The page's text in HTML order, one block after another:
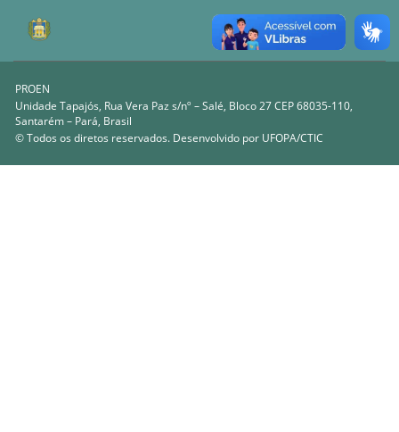
PROEN
Unidade Tapajós, Rua Vera Paz s/nº – Salé, Bloco 27 CEP 68035-110,
Santarém – Pará, Brasil
© Todos os diretos reservados. Desenvolvido por UFOPA/CTIC